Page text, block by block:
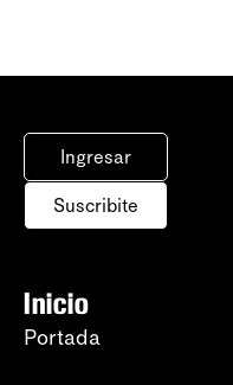
Ingresar
Suscribite
Inicio
Portada